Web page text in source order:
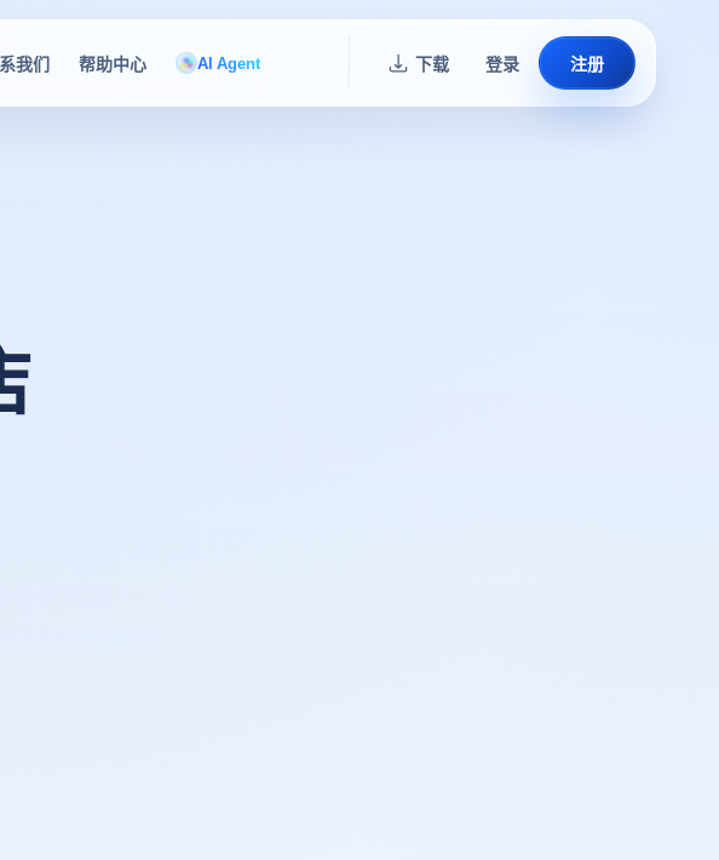
我们 帮助中心 AI Agent 下载 登录 注册